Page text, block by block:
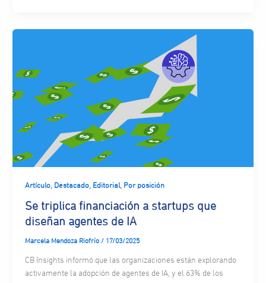
Artículo, Destacado, Editorial, Por posición
Se triplica financiación a startups que
diseñan agentes de IA
Marcela Mendoza Riofrío / 17/03/2025
CB Insights informó que las organizaciones están explorando
activamente la adopción de agentes de IA, y el 63% de los